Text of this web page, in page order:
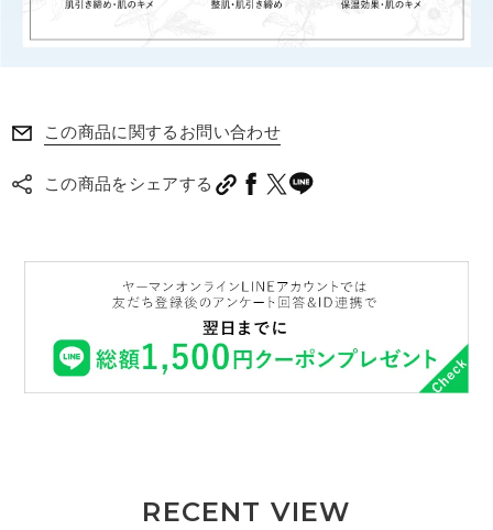
この商品に関するお問い合わせ
この商品をシェアする
RECENT VIEW